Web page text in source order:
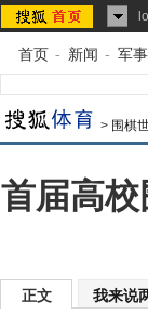
首页 - 新闻 - 军事
> 围棋
首届高
正文 我来说